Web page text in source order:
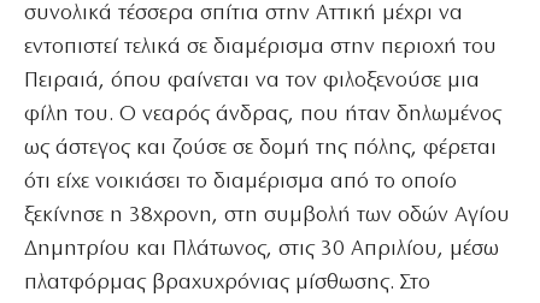
συνολικά τέσσερα σπίτια στην Αττική μέχρι να
εντοπιστεί τελικά σε διαμέρισμα στην περιοχή του
Πειραιά, όπου φαίνεται να τον φιλοξενούσε μια
φίλη του. Ο νεαρός άνδρας, που ήταν δηλωμένος
ως άστεγος και ζούσε σε δομή της πόλης, φέρεται
ότι είχε νοικιάσει το διαμέρισμα από το οποίο
ξεκίνησε η 38χρονη, στη συμβολή των οδών Αγίου
Δημητρίου και Πλάτωνος, στις 30 Απριλίου, μέσω
πλατφόρμας βραχυχρόνιας μίσθωσης. Στο